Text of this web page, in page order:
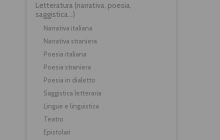
Letteratura (narrativa, poesia,
saggistica...)
Narrativa italiana
Narrativa straniera
Poesia italiana
Poesia straniera
Poesia in dialetto
Saggistica letteraria
Lingue e linguistica
Teatro
Epistolari